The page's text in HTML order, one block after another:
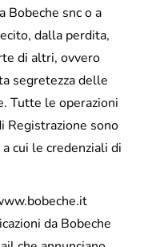
Bobeche snc o a
dalla perdita,
di altri, ovvero
segretezza delle
Tutte le operazioni
Registrazione sono
cui le credenziali di
da Bobeche